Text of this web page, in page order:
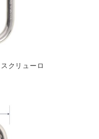
クリューロ